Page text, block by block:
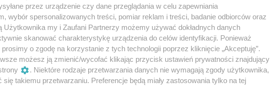
przez urządzenie czy dane przeglądania w celu zapewniania
wybór spersonalizowanych treści, pomiar reklam i treści, badanie odbiorców oraz
Użytkownika my i Zaufani Partnerzy możemy używać dokładnych danych
skanować charakterystykę urządzenia do celów identyfikacji. Ponieważ
o zgodę na korzystanie z tych technologii poprzez kliknięcie „Akceptuję”.
możesz ją zmienić/wycofać klikając przycisk ustawień prywatności znajdujący
. Niektóre rodzaje przetwarzania danych nie wymagają zgody użytkownika,
takiemu przetwarzaniu. Preferencje będą miały zastosowania tylko na tej